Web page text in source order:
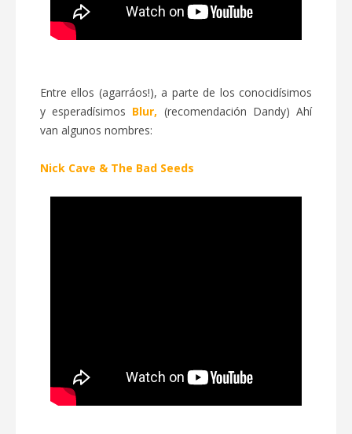
Entre ellos (agarráos!), a parte de los conocidísimos
y esperadísimos Blur, (recomendación Dandy) Ahí
van algunos nombres:
Nick Cave & The Bad Seeds